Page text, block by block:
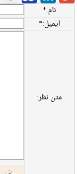
نام:*
ایمیل:*
متن نظر: